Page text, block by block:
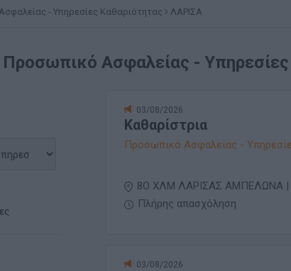
- Υπηρεσίες Καθαριότητας ΛΑΡΙΣΑ
Προσωπικό Ασφαλείας -
03/08/2026
Καθαρίστρια
Προσωπικό Ασφαλείας -
8Ο ΧΛΜ ΛΑΡΙΣΑΣ ΑΜΠΕΛΩΝΑ |
Πλήρης απασχόληση
03/08/2026